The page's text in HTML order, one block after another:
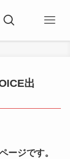
出
ージです。